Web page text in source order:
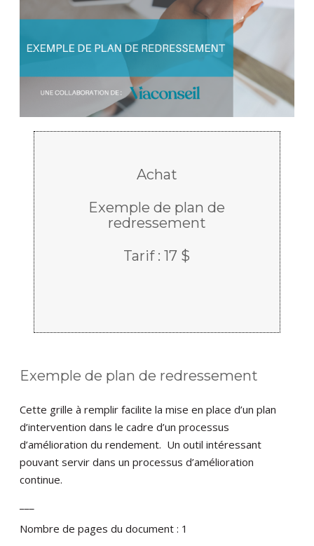
Achat
Exemple de plan de
redressement
Tarif : 17 $
Exemple de plan de redressement
Cette grille à remplir facilite la mise en place d’un plan
d’intervention dans le cadre d’un processus
d’amélioration du rendement. Un outil intéressant
pouvant servir dans un processus d’amélioration
continue.
Nombre de pages du document : 1